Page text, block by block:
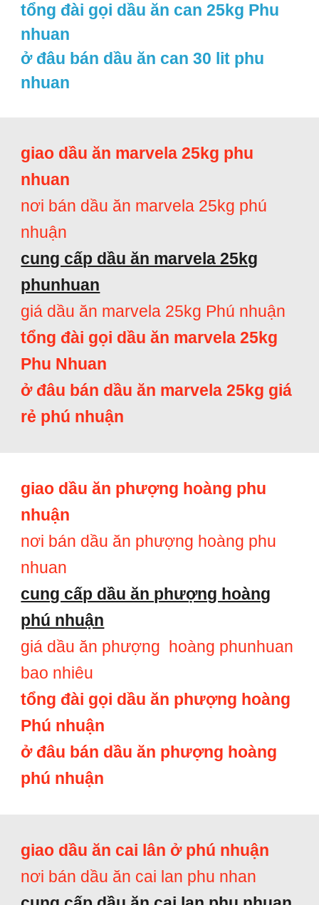
tổng đài gọi dầu ăn can 25kg Phu
nhuan
ở đâu bán dầu ăn can 30 lit phu
nhuan
giao dầu ăn marvela 25kg phu
nhuan
nơi bán dầu ăn marvela 25kg phú
nhuận
cung cấp dầu ăn marvela 25kg
phunhuan
giá dầu ăn marvela 25kg Phú nhuận
tổng đài gọi dầu ăn marvela 25kg
Phu Nhuan
ở đâu bán dầu ăn marvela 25kg giá
rẻ phú nhuận
giao dầu ăn phượng hoàng phu
nhuận
nơi bán dầu ăn phượng hoàng phu
nhuan
cung cấp dầu ăn phượng hoàng
phú nhuận
giá dầu ăn phượng hoàng phunhuan
bao nhiêu
tổng đài gọi dầu ăn phượng hoàng
Phú nhuận
ở đâu bán dầu ăn phượng hoàng
phú nhuận
giao dầu ăn cai lân ở phú nhuận
nơi bán dầu ăn cai lan phu nhan